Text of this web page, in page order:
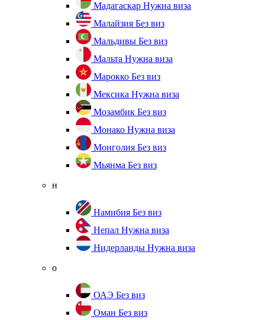
Мадагаскар Нужна виза
Малайзия Без виз
Мальдивы Без виз
Мальта Нужна виза
Марокко Без виз
Мексика Нужна виза
Мозамбик Без виз
Монако Нужна виза
Монголия Без виз
Мьянма Без виз
н
Намибия Без виз
Непал Нужна виза
Нидерланды Нужна виза
о
ОАЭ Без виз
Оман Без виз